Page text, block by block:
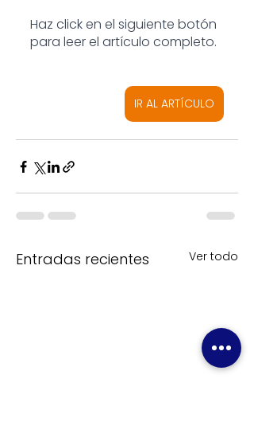
Haz click en el siguiente botón
para leer el artículo completo.
IR AL ARTÍCULO
Entradas recientes Ver todo